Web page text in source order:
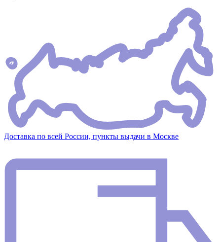
Доставка по всей России, пункты выдачи в Москве